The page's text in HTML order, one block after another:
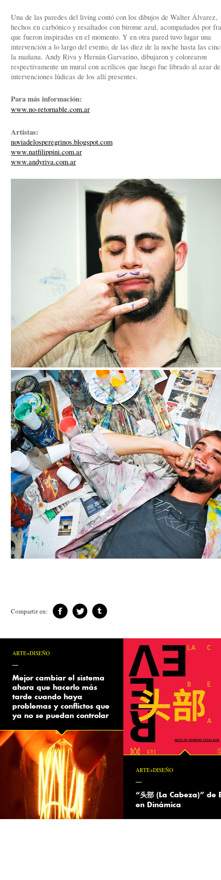
Una de las paredes del living contó con los dibujos de Walter Álvarez,
hechos en carbónico y resaltados con birome azul, acompañados por
que fueron inspiradas en el momento. Y en otra pared tuvo lugar una
intervención a lo largo del evento, de las diez de la noche hasta las
la mañana. Andy Riva y Hernán Garvarino, dibujaron y colorearon
respectivamente un mural con acrílicos que luego fue librado al azar
intervenciones lúdicas de los allí presentes.
Para más información:
www.no-retornable.com.ar
Artistas:
noviadelosperegrinos.blogspot.com
www.natfilippini.com.ar
www.andyriva.com.ar
Compartir en:
ARTE+DISEÑO
Mejor cambiar el sistema
ahora que hacerlo más
tarde cuando haya
problemas y conflictos que
ya no se puedan controlar
ARTE+DISEÑO
“头部 (La Cabeza)” de
en Dinámica